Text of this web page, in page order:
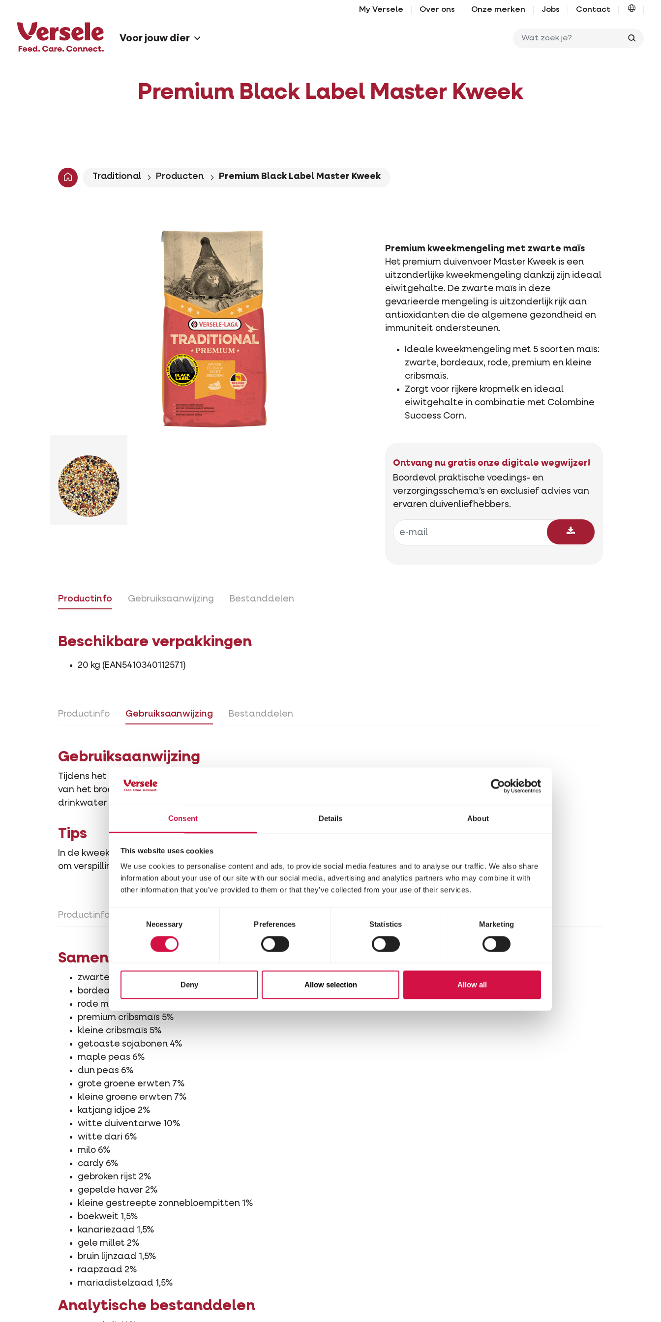
Consent Details About
This website uses cookies
We use cookies to personalise content and ads, to provide social media features and to analyse our traffic. We also share
information about your use of our site with our social media, advertising and analytics partners who may combine it with
other information that you’ve provided to them or that they’ve collected from your use of their services.
Consent
Necessary Preferences Statistics Marketing
Deny Allow selection Allow all
My Versele Over ons Onze merken Jobs Contact
Voor jouw dier
Premium Black Label Master Kweek
Traditional Producten Premium Black Label Master Kweek
Premium kweekmengeling met zwarte maïs
Het premium duivenvoer Master Kweek is een
uitzonderlijke kweekmengeling dankzij zijn ideaal
eiwitgehalte. De zwarte maïs in deze
gevarieerde mengeling is uitzonderlijk rijk aan
antioxidanten die de algemene gezondheid en
immuniteit ondersteunen.
Ideale kweekmengeling met 5 soorten maïs:
zwarte, bordeaux, rode, premium en kleine
cribsmaïs.
Zorgt voor rijkere kropmelk en ideaal
eiwitgehalte in combinatie met Colombine
Success Corn.
Ontvang nu gratis onze digitale wegwijzer!
Boordevol praktische voedings- en
verzorgingsschema’s en exclusief advies van
ervaren duivenliefhebbers.
Productinfo Gebruiksaanwijzing Bestanddelen
Beschikbare verpakkingen
20 kg (EAN5410340112571)
Productinfo Gebruiksaanwijzing Bestanddelen
Gebruiksaanwijzing
Tijdens het kweken van de jongen mogen de duiven naar believen gevoederd worden. In de periode
van het broeden best minder en lichter voederen: 30 g voeder per dag per duif en altijd zuiver
drinkwater voorzien.
Tips
In de kweekperiode mogen de duiven ad libitum gevoederd worden. Indien mogelijk 3 à 4 keer per dag,
om verspilling te voorkomen.
Productinfo
Samenstelling
zwarte maïs 5%
bordeaux maïs 5%
rode maïs 5%
premium cribsmaïs 5%
kleine cribsmaïs 5%
getoaste sojabonen 4%
maple peas 6%
dun peas 6%
grote groene erwten 7%
kleine groene erwten 7%
katjang idjoe 2%
witte duiventarwe 10%
witte dari 6%
milo 6%
cardy 6%
gebroken rijst 2%
gepelde haver 2%
kleine gestreepte zonnebloempitten 1%
boekweit 1,5%
kanariezaad 1,5%
gele millet 2%
bruin lijnzaad 1,5%
raapzaad 2%
mariadistelzaad 1,5%
Analytische bestanddelen